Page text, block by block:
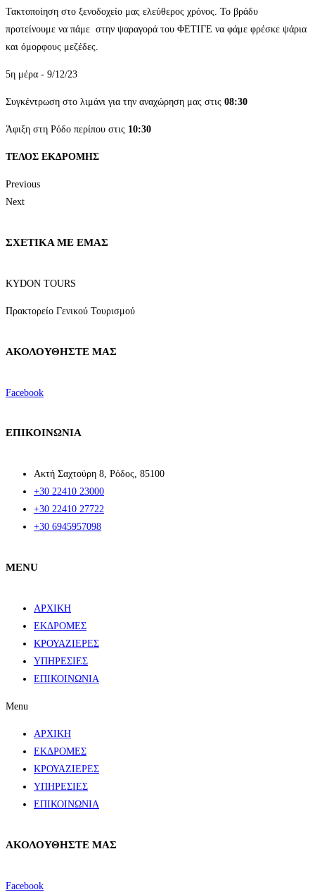
Τακτοποίηση στο ξενοδοχείο μας ελεύθερος χρόνος. Το βράδυ
προτείνουμε να πάμε στην ψαραγορά του ΦΕΤΙΓΕ να φάμε φρέσκε ψάρια
και όμορφους μεζέδες.
5η μέρα - 9/12/23
Συγκέντρωση στο λιμάνι για την αναχώρηση μας στις 08:30
Άφιξη στη Ρόδο περίπου στις 10:30
ΤΕΛΟΣ ΕΚΔΡΟΜΗΣ
Previous
Next
ΣΧΕΤΙΚΑ ΜΕ ΕΜΑΣ
KYDON TOURS
Πρακτορείο Γενικού Τουρισμού
ΑΚΟΛΟΥΘΗΣΤΕ ΜΑΣ
Facebook
ΕΠΙΚΟΙΝΩΝΙΑ
Ακτή Σαχτούρη 8, Ρόδος, 85100
+30 22410 23000
+30 22410 27722
+30 6945957098
MENU
ΑΡΧΙΚΗ
ΕΚΔΡΟΜΕΣ
ΚΡΟΥΑΖΙΕΡΕΣ
ΥΠΗΡΕΣΙΕΣ
ΕΠΙΚΟΙΝΩΝΙΑ
Menu
ΑΡΧΙΚΗ
ΕΚΔΡΟΜΕΣ
ΚΡΟΥΑΖΙΕΡΕΣ
ΥΠΗΡΕΣΙΕΣ
ΕΠΙΚΟΙΝΩΝΙΑ
ΑΚΟΛΟΥΘΗΣΤΕ ΜΑΣ
Facebook